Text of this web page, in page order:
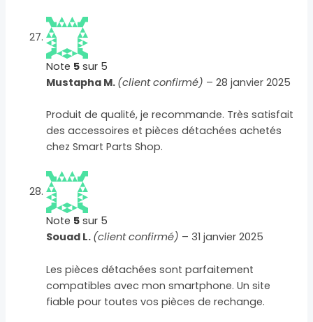
Note 5 sur 5
Mustapha M. (client confirmé) – 28 janvier 2025
Produit de qualité, je recommande. Très satisfait
des accessoires et pièces détachées achetés
chez Smart Parts Shop.
Note 5 sur 5
Souad L. (client confirmé) – 31 janvier 2025
Les pièces détachées sont parfaitement
compatibles avec mon smartphone. Un site
fiable pour toutes vos pièces de rechange.